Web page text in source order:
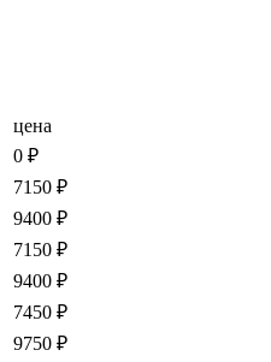
цена
0 ₽
7150 ₽
9400 ₽
7150 ₽
9400 ₽
7450 ₽
9750 ₽